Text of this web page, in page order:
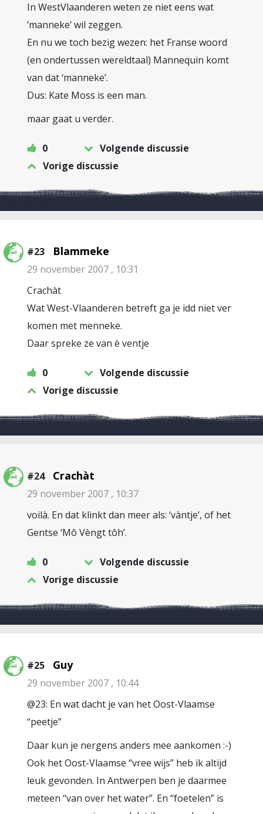
In WestVlaanderen weten ze niet eens wat
‘manneke’ wil zeggen.
En nu we toch bezig wezen: het Franse woord
(en ondertussen wereldtaal) Mannequin komt
van dat ‘manneke’.
Dus: Kate Moss is een man.
maar gaat u verder.
0
Volgende discussie
Vorige discussie
#23 Blammeke
29 november 2007 , 10:31
Crachàt
Wat West-Vlaanderen betreft ga je idd niet ver
komen met menneke.
Daar spreke ze van è ventje
0
Volgende discussie
Vorige discussie
#24 Crachàt
29 november 2007 , 10:37
voilà. En dat klinkt dan meer als: ‘vàntje’, of het
Gentse ‘Mô Vèngt tôh’.
0
Volgende discussie
Vorige discussie
#25 Guy
29 november 2007 , 10:44
@23: En wat dacht je van het Oost-Vlaamse
“peetje”
Daar kun je nergens anders mee aankomen :-)
Ook het Oost-Vlaamse “vree wijs” heb ik altijd
leuk gevonden. In Antwerpen ben je daarmee
meteen “van over het water”. En “foetelen” is